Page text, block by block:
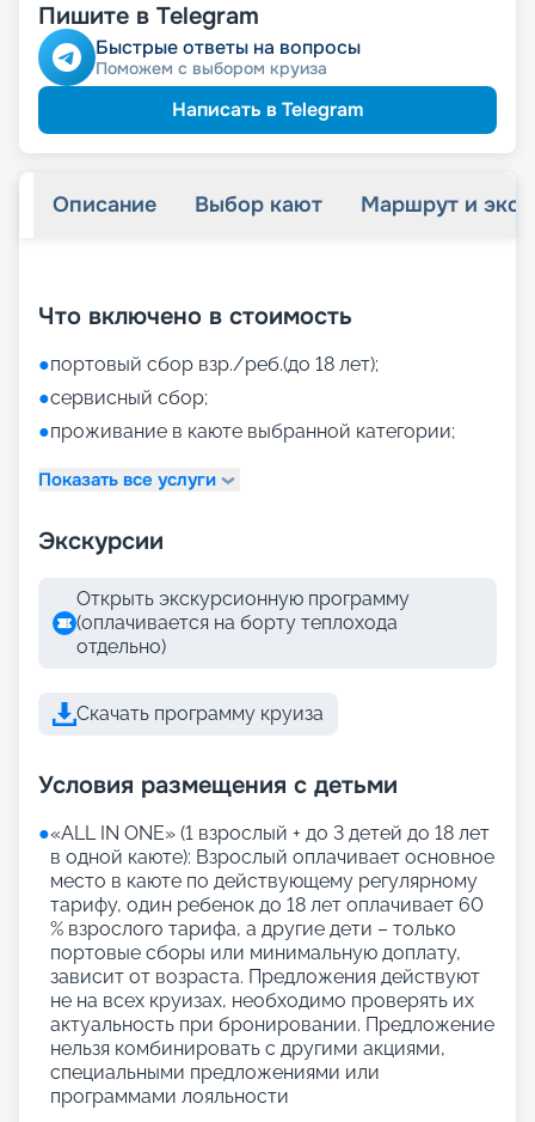
Пишите в Telegram
Быстрые ответы на вопросы
Поможем с выбором круиза
Написать в Telegram
Описание Выбор кают Маршрут и
Что включено в стоимость
●портовый сбор взр./реб.(до 18 лет);
●сервисный сбор;
●проживание в каюте выбранной категории;
Показать все услуги
Экскурсии
Открыть экскурсионную программу
(оплачивается на борту теплохода
отдельно)
Скачать программу круиза
Условия размещения с детьми
●«АLL IN ONE» (1 взрослый + до 3 детей до 18 лет
в одной каюте): Взрослый оплачивает основное
место в каюте по действующему регулярному
тарифу, один ребенок до 18 лет оплачивает 60
% взрослого тарифа, а другие дети – только
портовые сборы или минимальную доплату,
зависит от возраста. Предложения действуют
не на всех круизах, необходимо проверять их
актуальность при бронировании. Предложение
нельзя комбинировать с другими акциями,
специальными предложениями или
программами лояльности